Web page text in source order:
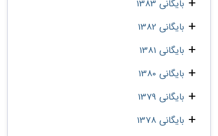
بایگانی 1383
بایگانی 1382
بایگانی 1381
بایگانی 1380
بایگانی 1379
بایگانی 1378